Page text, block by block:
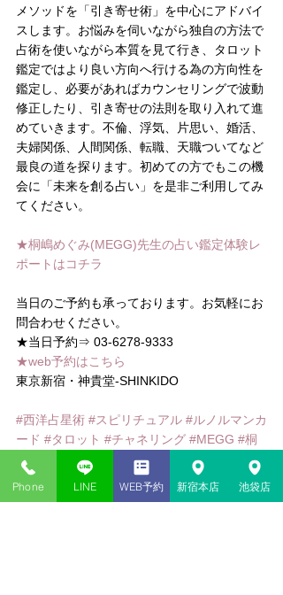
メソッドを「引き寄せ術」を中心にアドバイ
スします。お悩みを伺いながら独自の方法で
占術を使いながら本質を見て行き、タロット
鑑定ではより良い方向へ行ける為の方向性を
鑑定し、必要があればカウンセリングで波動
修正したり、引き寄せの法則を取り入れて進
めていきます。不倫、浮気、片思い、婚活、
夫婦関係、人間関係、転職、天職ついてなど
最良の道を探ります。初めての方でもこの機
会に「未来を創る占い」を是非ご利用してみ
てください。
★桐嶋めぐみ(MEGG)先生の占い鑑定体験レ
ポートはコチラ
当日のご予約も承っております。お気軽にお
問合わせください。
★当日予約⇒ 03-6278-9333
★web予約はこちら
東京新宿・神貴堂-SHINKIDO
#西洋占星術 #スピリチュアル #ルノルマンカ
ード #タロット #チャネリング #MEGG #桐
嶋めぐみ
#マルセイユタロット
#エニアグラ
ム #数秘術 #手相
Phone LINE WEB予約 新宿本店 池袋店